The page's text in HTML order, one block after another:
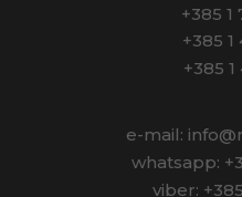
+385 1
+385 1
+385 1
e-mail:
whatsapp:
viber: